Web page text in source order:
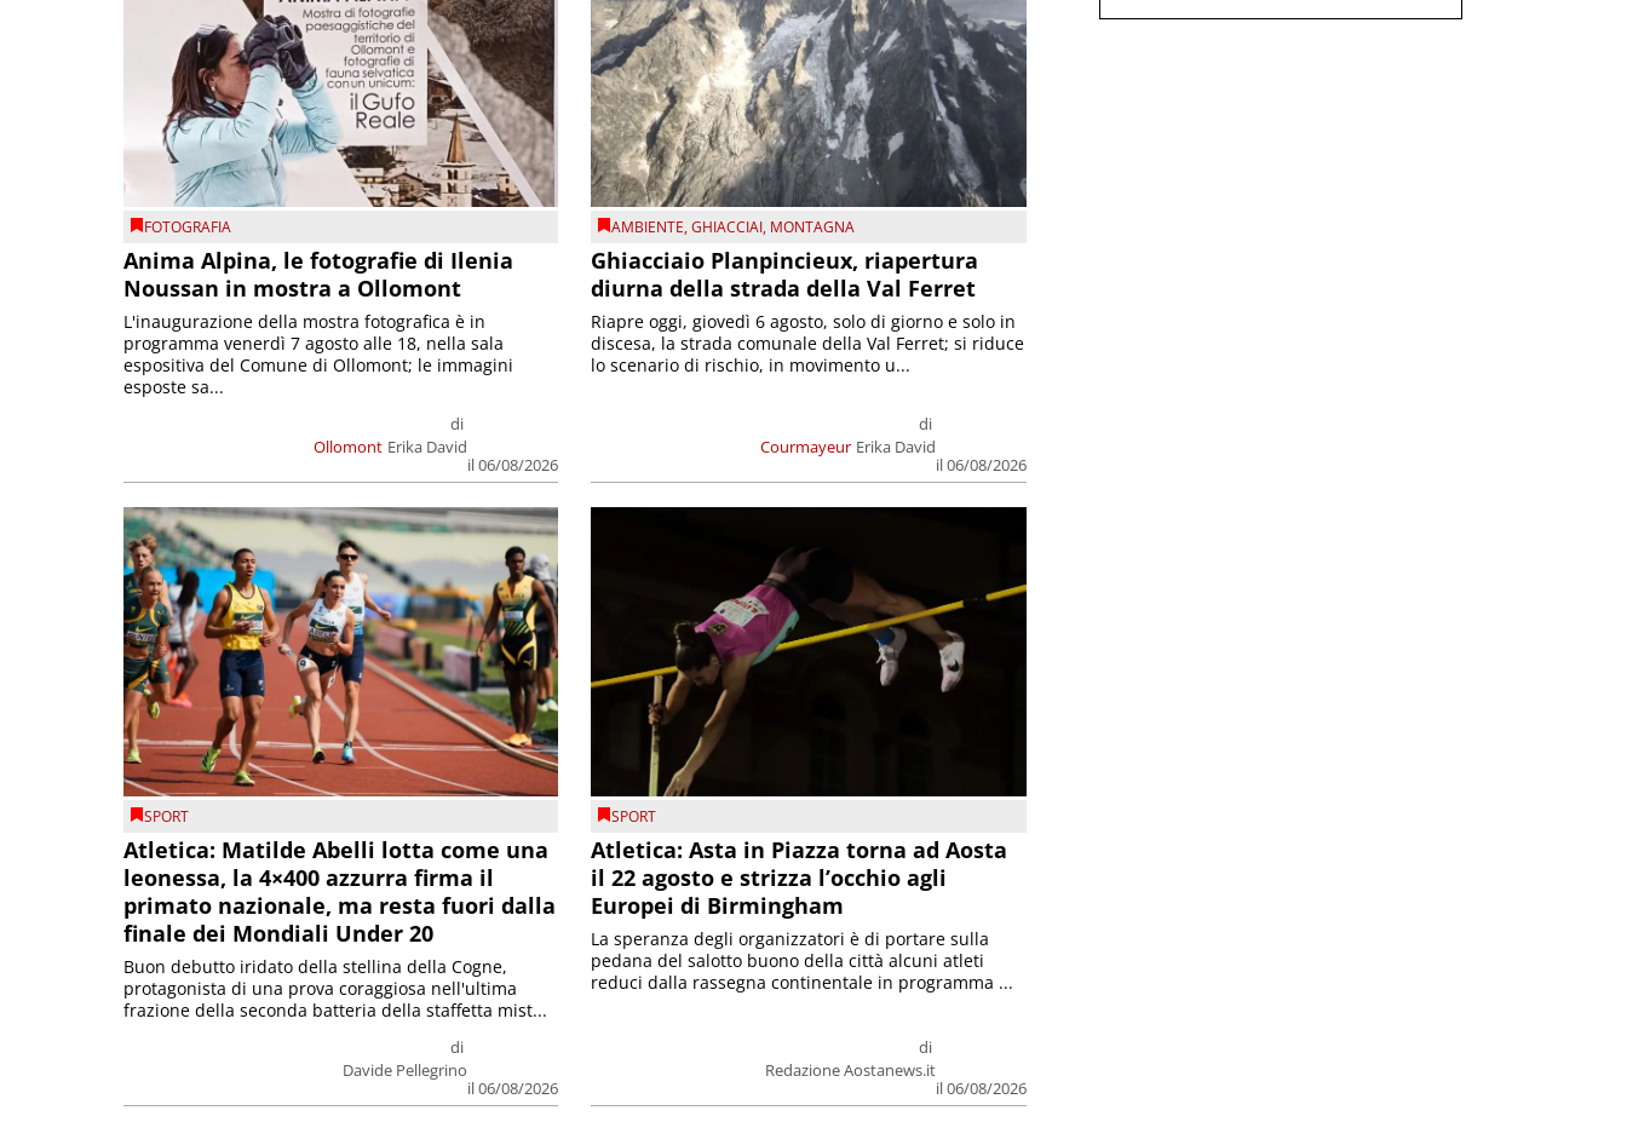
FOTOGRAFIA
Anima Alpina, le fotografie di Ilenia
Noussan in mostra a Ollomont
Ollomont
di
Erika David
il 06/08/2026
L'inaugurazione della mostra fotografica è in
programma venerdì 7 agosto alle 18, nella sala
espositiva del Comune di Ollomont; le immagini
esposte sa...
AMBIENTE,GHIACCIAI, MONTAGNA
Ghiacciaio Planpincieux, riapertura
diurna della strada della Val Ferret
Courmayeur
di
Erika David
il 06/08/2026
Riapre oggi, giovedì 6 agosto, solo di giorno e solo in
discesa, la strada comunale della Val Ferret; si riduce
lo scenario di rischio, in movimento u...
SPORT
Atletica: Matilde Abelli lotta come una
leonessa, la 4×400 azzurra firma il
primato nazionale, ma resta fuori dalla
finale dei Mondiali Under 20
di
Davide Pellegrino
il 06/08/2026
Buon debutto iridato della stellina della Cogne,
protagonista di una prova coraggiosa nell'ultima
frazione della seconda batteria della staffetta mist...
SPORT
Atletica: Asta in Piazza torna ad Aosta
il 22 agosto e strizza l’occhio agli
Europei di Birmingham
di
Redazione Aostanews.it
il 06/08/2026
La speranza degli organizzatori è di portare sulla
pedana del salotto buono della città alcuni atleti
reduci dalla rassegna continentale in programma ...